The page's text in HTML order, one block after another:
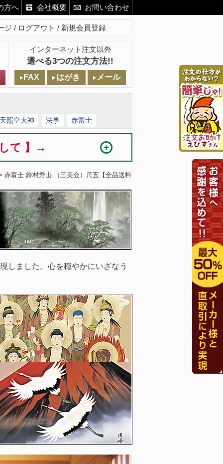
方へ 会社概要 お問い合わせ
ジ ログアウト 新規会員登録
インターネット注文以外
選べる3つの注文方法!!
FAX はがき メール
照皇大神 法事 赤富士
して 】→
赤富士 鈴村秀山 （三美会）尺五【全品送料
しました。心を穏やかにいざなう